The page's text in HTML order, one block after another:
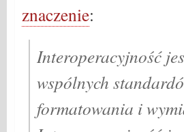
znaczenie:
Interoperacyjność
wspólnych
formatowania i